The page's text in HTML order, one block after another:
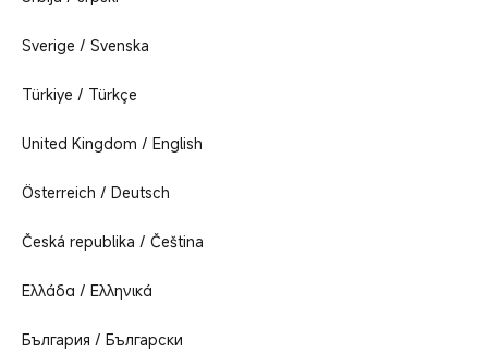
Sverige / Svenska
Türkiye / Türkçe
United Kingdom / English
Österreich / Deutsch
Česká republika / Čeština
Ελλάδα / Ελληνικά
България / Български